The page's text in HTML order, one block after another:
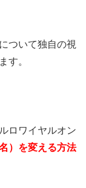
ついて独自の視
す。
ロワイヤルオン
）を変える方法